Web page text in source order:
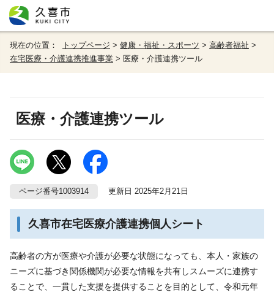
現在の位置： トップページ > 健康・福祉・スポーツ > 高齢者福祉 >
在宅医療・介護連携推進事業 > 医療・介護連携ツール
医療・介護連携ツール
ページ番号1003914 更新日 2025年2月21日
久喜市在宅医療介護連携個人シート
高齢者の方が医療や介護が必要な状態になっても、本人・家族の
ニーズに基づき関係機関が必要な情報を共有しスムーズに連携す
ることで、一貫した支援を提供することを目的として、令和元年